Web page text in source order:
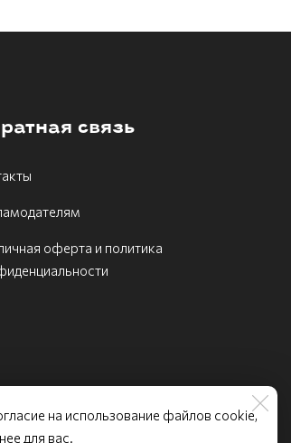
связь
оферта и политика
на использование файлов cookie,
для вас.